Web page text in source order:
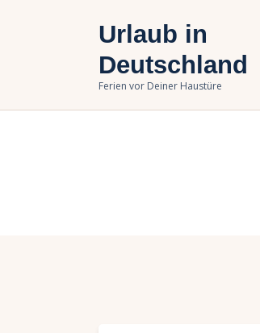
Urlaub in
Deutschland
Ferien vor Deiner Haustüre